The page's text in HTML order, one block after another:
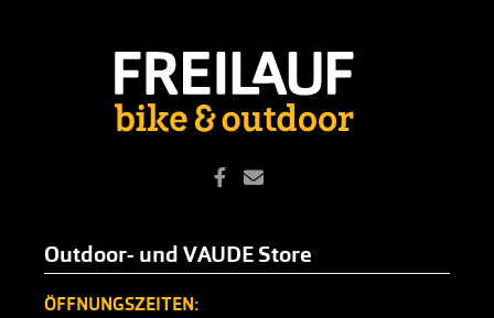
Outdoor- und VAUDE Store
ÖFFNUNGSZEITEN: